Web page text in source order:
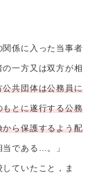
関係に入った当事者
一方又は双方が相
公共団体は公務員に
とに遂行する公務
ら保護するよう配
である…。」
ていたこと，ま